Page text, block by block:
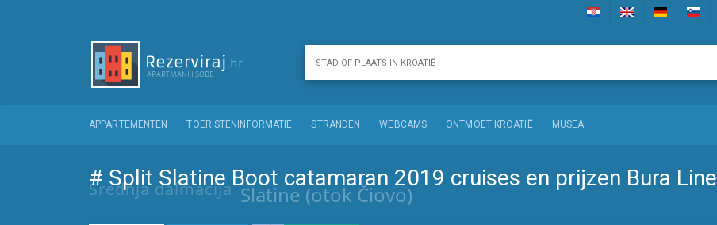
APPARTEMENTEN TOERISTENINFORMATIE STRANDEN WEBCAMS ONTMOET KROATIË MUSEA
# Split Slatine Boot catamaran 2019 cruises en prijzen Bura Line
Srednja dalmacija Slatine (otok Čiovo)